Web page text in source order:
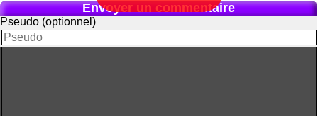
Envoyer un commentaire
Pseudo (optionnel)